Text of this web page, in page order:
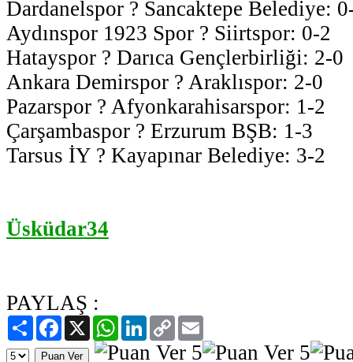
Dardanelspor ? Sancaktepe Belediye:
Aydınspor 1923 Spor ? Siirtspor: 0-2
Hatayspor ? Darıca Gençlerbirliği: 2-0
Ankara Demirspor ? Araklıspor: 2-0
Pazarspor ? Afyonkarahisarspor: 1-2
Çarşambaspor ? Erzurum BŞB: 1-3
Tarsus İY ? Kayapınar Belediye: 3-2
Üsküdar34
PAYLAŞ :
PaylaşFacebook
X WhatsAppLinkedIn
Copy
Link